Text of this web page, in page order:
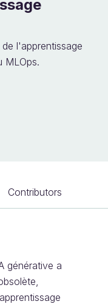
l'apprentissage
MLOps.
Contributors
générative a